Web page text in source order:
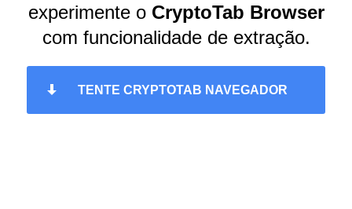
experimente o CryptoTab Browser
com funcionalidade de extração.
TENTE CRYPTOTAB NAVEGADOR